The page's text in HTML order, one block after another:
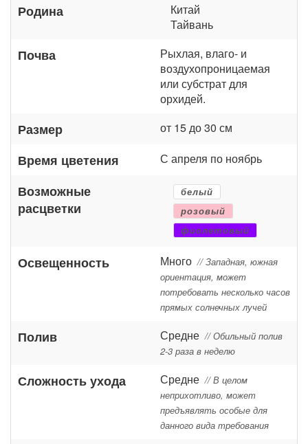
Родина
Китай
Тайвань
Почва
Рыхлая, влаго- и
воздухопроницаемая
или субстрат для
орхидей.
Размер от 15 до 30 см
Время цветения С апреля по ноябрь
Возможные
расцветки
белый
розовый
фиолетовый
Освещенность Много // Западная, южная
ориентация, может
потребовать несколько часов
прямых солнечных лучей
Полив Средне // Обильный полив
2-3 раза в неделю
Сложность ухода Средне // В целом
неприхотливо, может
предъявлять особые для
данного вида требования